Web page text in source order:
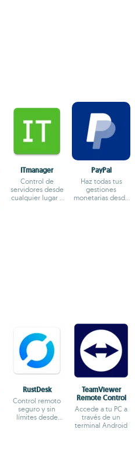
ITmanager
Control de
servidores desde
cualquier lugar y
PayPal
Haz todas tus
gestiones
monetarias desde
RustDesk
Control remoto
seguro y sin
límites desde
TeamViewer
Remote Control
Accede a tu PC a
través de un
terminal Android